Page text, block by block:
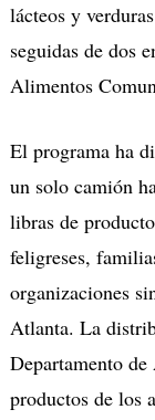
lácteos y
seguidas de dos
Alimentos
El programa ha
un solo camión
libras de
feligreses,
organizaciones
Atlanta. La
Departamento
productos de los